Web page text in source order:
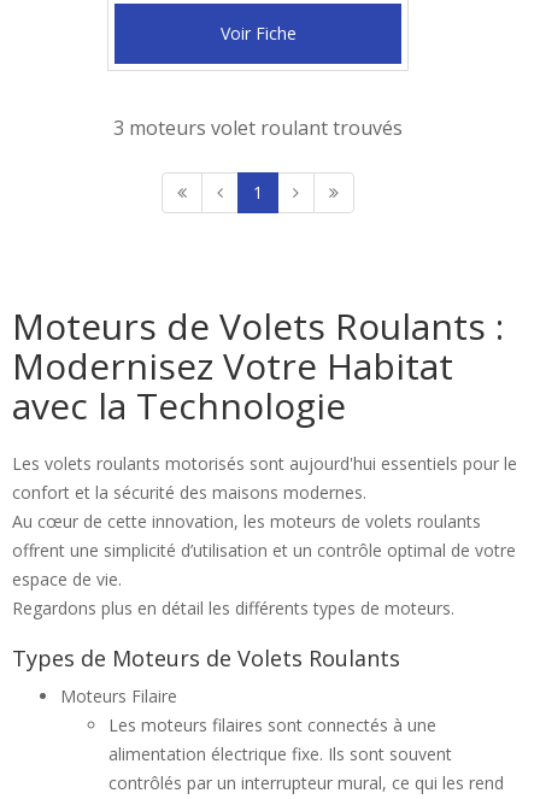
Voir Fiche
3 moteurs volet roulant trouvés
1
Moteurs de Volets Roulants :
Modernisez Votre Habitat
avec la Technologie
Les volets roulants motorisés sont aujourd'hui essentiels pour le
confort et la sécurité des maisons modernes.
Au cœur de cette innovation, les moteurs de volets roulants
offrent une simplicité d’utilisation et un contrôle optimal de votre
espace de vie.
Regardons plus en détail les différents types de moteurs.
Types de Moteurs de Volets Roulants
Moteurs Filaire
Les moteurs filaires sont connectés à une
alimentation électrique fixe. Ils sont souvent
contrôlés par un interrupteur mural, ce qui les rend